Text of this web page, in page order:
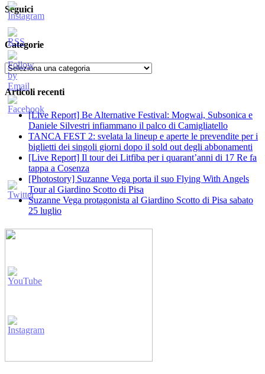
Seguici
Categorie
Categorie
Articoli recenti
[Live Report] Be Alternative Festival: Mogwai, Subsonica e
Daniele Silvestri infiammano il palco di Camigliatello
TANCA FEST 2: svelata la lineup e aperte le prevendite per i
biglietti dei singoli giorni dopo il sold out degli abbonamenti
[Live Report] Il tour dei Litfiba per i quarant’anni di 17 Re fa
tappa a Cosenza
[Photostory] Suzanne Vega porta il suo Flying With Angels
Tour al Giardino Scotto di Pisa
Suzanne Vega protagonista al Giardino Scotto di Pisa sabato
25 luglio